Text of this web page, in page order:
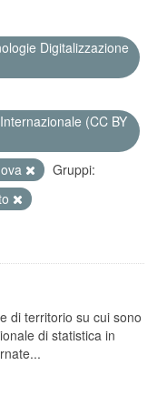
Digitalizzazione
(CC BY
Gruppi:
di territorio su cui sono
di statistica in